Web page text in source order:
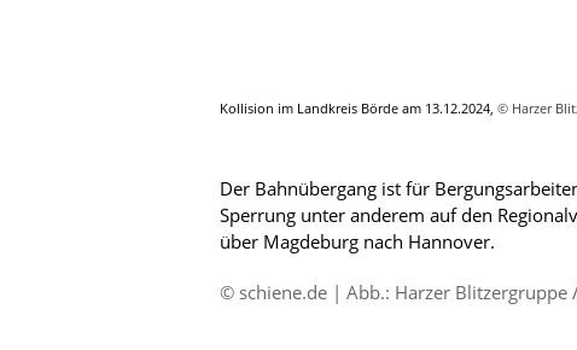
Kollision im Landkreis Börde am 13.12.2024, © Harzer
Der Bahnübergang ist für
Sperrung unter anderem auf den
über Magdeburg nach Hannover.
© schiene.de | Abb.: Harzer